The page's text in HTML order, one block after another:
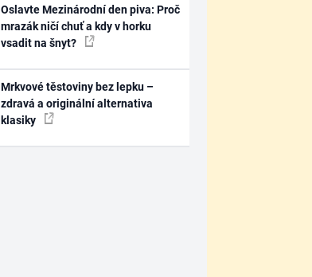
Oslavte Mezinárodní den piva: Proč
mrazák ničí chuť a kdy v horku
vsadit na šnyt?
Mrkvové těstoviny bez lepku –
zdravá a originální alternativa
klasiky